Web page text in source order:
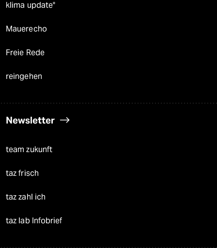
klima update°
Mauerecho
Freie Rede
reingehen
Newsletter
team zukunft
taz frisch
taz zahl ich
taz lab Infobrief